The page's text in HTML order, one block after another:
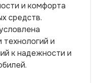
и комфорта
средств.
и
к надежности и